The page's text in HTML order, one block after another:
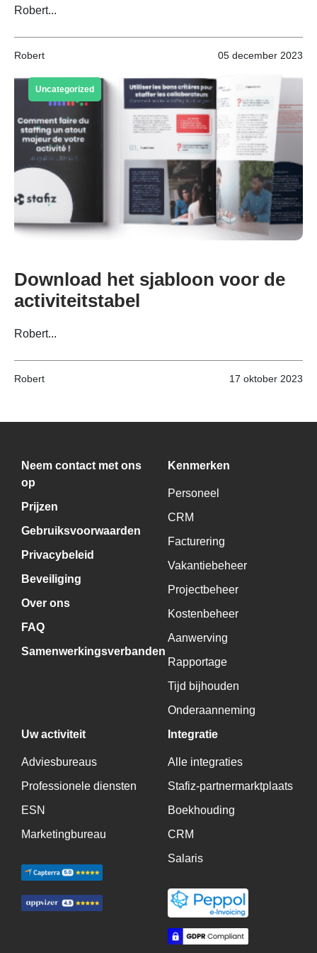
Robert...
Robert 05 december 2023
Uncategorized
Download het sjabloon voor de
activiteitstabel
Robert...
Robert 17 oktober 2023
Neem contact met ons
op
Prijzen
Gebruiksvoorwaarden
Privacybeleid
Beveiliging
Over ons
FAQ
Samenwerkingsverbanden
Kenmerken
Personeel
CRM
Facturering
Vakantiebeheer
Projectbeheer
Kostenbeheer
Aanwerving
Rapportage
Tijd bijhouden
Onderaanneming
Uw activiteit
Adviesbureaus
Professionele diensten
ESN
Marketingbureau
Integratie
Alle integraties
Stafiz-partnermarktplaats
Boekhouding
CRM
Salaris